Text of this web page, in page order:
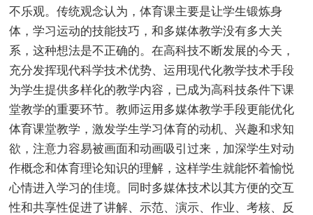
不乐观。传统观念认为，体育课主要是让学生锻炼身
体，学习运动的技能技巧，和多媒体教学没有多大关
系，这种想法是不正确的。在高科技不断发展的今天，
充分发挥现代科学技术优势、运用现代化教学技术手段
为学生提供多样化的教学内容，已成为高科技条件下课
堂教学的重要环节。教师运用多媒体教学手段更能优化
体育课堂教学，激发学生学习体育的动机、兴趣和求知
欲，注意力容易被画面和动画吸引过来，加深学生对动
作概念和体育理论知识的理解，这样学生就能怀着愉悦
心情进入学习的佳境。同时多媒体技术以其方便的交互
性和共享性促进了讲解、示范、演示、作业、考核、反